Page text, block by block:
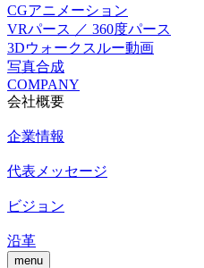
CGアニメーション
VRパース ／ 360度パース
3Dウォークスルー動画
写真合成
COMPANY
会社概要
企業情報
代表メッセージ
ビジョン
沿革
menu